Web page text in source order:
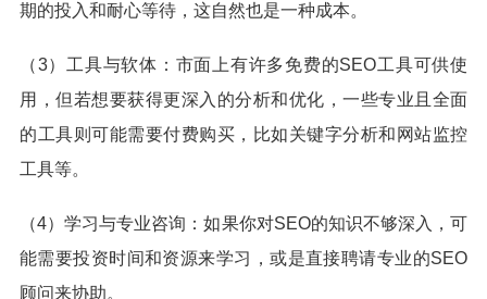
期的投入和耐心等待，这自然也是一种成本。
（3）工具与软体：市面上有许多免费的SEO工具可供使
用，但若想要获得更深入的分析和优化，一些专业且全面
的工具则可能需要付费购买，比如关键字分析和网站监控
工具等。
（4）学习与专业咨询：如果你对SEO的知识不够深入，可
能需要投资时间和资源来学习，或是直接聘请专业的SEO
顾问来协助。